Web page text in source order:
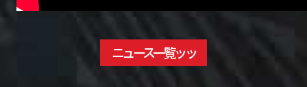
ニュース一覧ッッ